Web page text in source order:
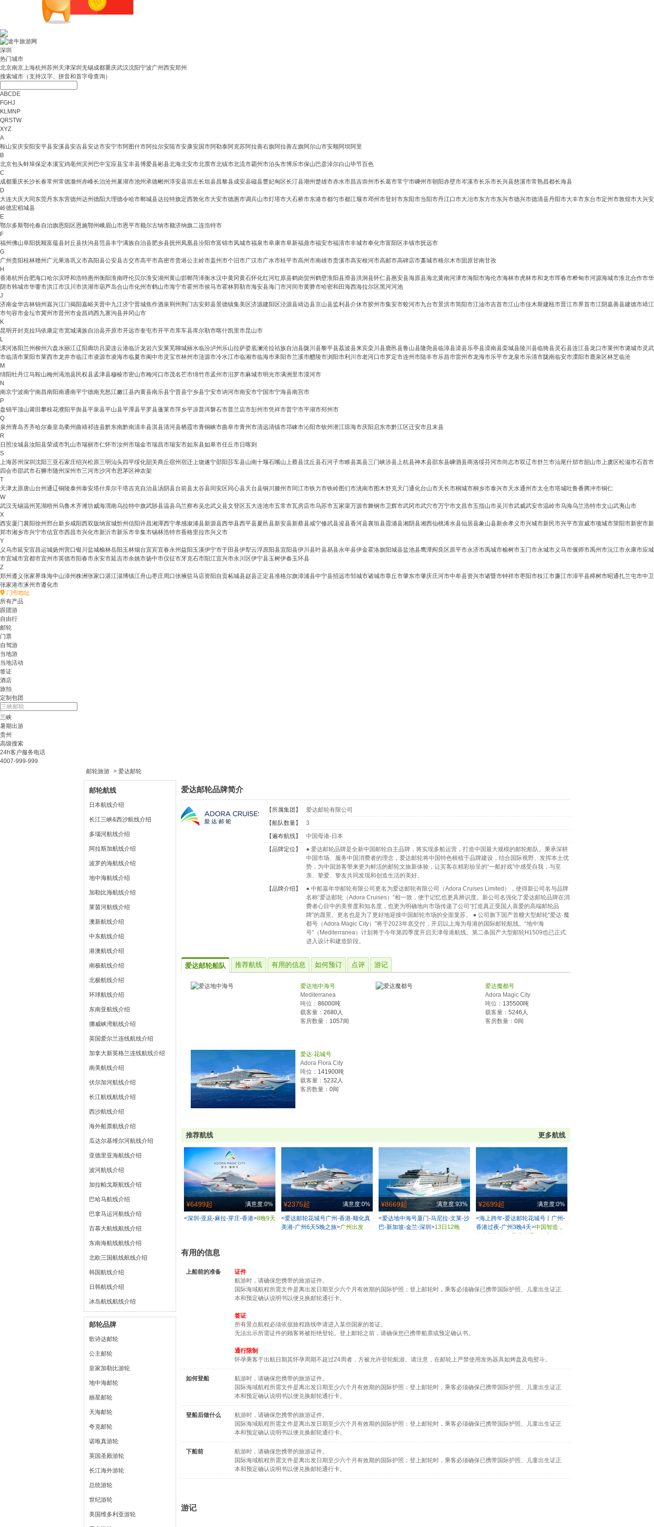
深圳
热门城市
北京南京上海杭州苏州 天津深圳 无锡成都重庆武汉沈阳宁波广州西安郑州
搜索城市（支持汉字、拼音和首字母查询）
ABCDE
FGHJ
KLMNP
QRSTW
XYZ
A
鞍山安庆安阳安平县安溪县安吉县安达市安宁市阿图什市阿拉尔安陆市安康安国市阿勒泰阿克苏阿拉善右旗阿拉善左旗阿尔山市安顺阿坝阿里
B
北京包头蚌埠保定本溪宝鸡亳州滨州 巴中宝应县宝丰县博爱县彬县北海北安市北票市北镇市北流市霸州市泊头市博乐市保山 巴彦淖尔白山毕节百色
C
成都重庆长沙长春常州常德滁州赤峰长治沧州巢湖市池州承德郴州淳安县崇左长垣县昌黎县成安县磁县曹妃甸区长汀县潮州楚雄市赤水市昌吉崇州市长葛市常宁市嵊州市朝阳赤壁市岑溪市长乐市长兴县慈溪市常熟昌都长海县
D
大连大庆大同 东莞丹东东营德州达州德阳 大理德令哈市郸城县达拉特旗定西敦化市大安市德惠市调兵山市灯塔市大石桥市东港市都匀市都江堰市邓州市登封市东阳市当阳市丹江口市大冶市东方市东兴市德兴市德清县丹阳市大丰市东台市定州市敦煌市大兴安
岭德宏稻城县
E
鄂尔多斯鄂伦春自治旗恩阳区恩施鄂州峨眉山市恩平市额尔古纳市额济纳旗二连浩特市
F
福州佛山阜阳抚顺富蕴县封丘县扶沟县范县丰宁满族自治县肥乡县抚州 凤凰县汾阳市富锦市凤城市福泉市阜康市阜新福鼎市福安市福清市丰城市奉化市富阳区丰镇市抚远市
G
广州贵阳桂林赣州 广元果洛巩义市高阳县公安县古交市高平市高密市贵港公主岭市盖州市个旧市广汉市广水市桂平市高州市南雄市贵溪市高安根河市高邮市高碑店市藁城市格尔木市固原甘南甘孜
H
香港杭州合肥海口哈尔滨呼和浩特惠州衡阳淮南呼伦贝尔淮安湖州黄山邯郸菏泽衡水汉中黄冈黄石怀化红河红原县鹤岗贺州鹤壁淮阳县滑县洪洞县怀仁县惠安县海原县海北黄南河津市海阳市海伦市海林市虎林市和龙市珲春市桦甸市河源海城市淮北合作市华
阴市韩城市华蓥市洪江市汉川市洪湖市葫芦岛合山市化州市鹤山市海宁市霍州市侯马市霍林郭勒市海安县海门市河间市黄骅市哈密和田海西海拉尔区黑河河池
J
济南金华吉林锦州嘉兴江门揭阳嘉峪关晋中九江济宁晋城焦作酒泉荆州荆门吉安郏县景德镇集美区济源建阳区泾源县靖边县京山县监利县介休市胶州市集安市蛟河市九台市景洪市简阳市江油市吉首市江山市佳木斯建瓯市晋江市界首市江阴嘉善县建德市靖江
市句容市金坛市冀州市晋州市金昌鸡西九寨沟县井冈山市
K
昆明开封克拉玛依康定市宽城满族自治县开原市开远市奎屯市开平市库车县库尔勒市喀什凯里市昆山市
L
漯河洛阳 兰州柳州六盘水丽江辽阳 廊坊吕梁连云港临沂龙岩六安莱芜聊城丽水临汾泸州 乐山拉萨娄底澜沧拉祜族自治县陇川县黎平县荔波县来宾栾川县鹿邑县鲁山县隆尧县临漳县滦县乐亭县滦南县栾城县陵川县临猗县灵石县连江县龙口市莱州市潞城市灵武
市临清市莱阳市莱西市龙井市临江市凌源市凌海市临夏市阆中市灵宝市林州市涟源市冷水江市临湘市临海市耒阳市兰溪市醴陵市浏阳市利川市老河口市罗定市连州市陆丰市乐昌市雷州市龙海市乐平市龙泉市乐清市陇南临安市溧阳市鹿泉区林芝临沧
M
绵阳牡丹江马鞍山梅州渑池县民权县孟津县穆棱市密山市梅河口市茂名芒市绵竹市孟州市汨罗市麻城市明光市满洲里市漠河市
N
南京宁波南宁南昌南阳南通南平宁德南充怒江嫩江县内黄县南乐县宁晋县宁乡县宁安市讷河市南安市宁国市宁海县南宫市
P
盘锦平顶山莆田攀枝花濮阳平舆县平泉县平山县平潭县平罗县蓬莱市萍乡平凉普洱磐石市普兰店市彭州市凭祥市普宁市平湖市邳州市
Q
泉州青岛齐齐哈尔秦皇岛衢州曲靖祁连县黔东南黔南清丰县淇县清河县栖霞市青铜峡市曲阜市青州市清远清镇市邛崃市沁阳市钦州潜江琼海市庆阳 启东市黔江区迁安市 且末县
R
日照汝城县汝阳县荣成市乳山市瑞丽市仁怀市汝州市瑞金市瑞昌市瑞安市如东县如皋市任丘市日喀则
S
上海苏州深圳 沈阳三亚石家庄绍兴松原三明汕头四平绥化韶关商丘宿州宿迁上饶遂宁邵阳莎车县山南十堰石嘴山上蔡县沈丘县石河子市睢县嵩县三门峡涉县上杭县神木县邵东县嵊泗县商洛绥芬河市尚志市双辽市舒兰市汕尾什邡市韶山市上虞区松滋市石首市
四会市邵武市石狮市随州深州市三河市沙河市思茅区神农架
T
天津太原唐山台州通辽铜陵泰州泰安塔什库尔干塔吉克自治县汤阴县台前县太谷县同安区 同心县天台县铜川 滕州市同江市铁力市铁岭图们市洮南市图木舒克天门通化台山市天长市桐城市桐乡市泰兴市天水通州市太仓市塔城吐鲁番腾冲市铜仁
W
武汉无锡温州芜湖梧州乌鲁木齐潍坊威海渭南乌拉特中旗武陟县温县乌兰察布吴忠武义县文登区五大连池市五常市瓦房店市乌苏市五家渠万源市舞钢市卫辉市武冈市武穴市万宁市文昌市五指山市吴川市武威武安市温岭市乌海乌兰浩特市文山武夷山市
X
西安厦门襄阳徐州邢台新乡咸阳西双版纳宣城忻州信阳许昌湘潭西宁孝感溆浦县新源县西华县西平县夏邑县新安县新蔡县咸宁修武县浚县香河县襄垣县霞浦县湘阴县湘西仙桃浠水县仙居县象山县新余孝义市兴城市新民市兴平市宣威市项城市荥阳市新密市新
郑市湘乡市兴宁市信宜市西昌市兴化市新沂市新乐市辛集市锡林浩特市香格里拉市兴义市
Y
义乌市延安宜昌运城扬州营口银川 盐城榆林岳阳 玉林烟台宜宾宜春永州益阳 玉溪伊宁市于田县伊犁云浮原阳县宜阳县伊川县叶县易县永年县伊金霍洛旗阳城县盐池县鹰潭阎良区原平市永济市禹城市榆树市玉门市永城市义马市偃师市禹州市沅江市永康市应城
市宜城市宜都市宜州市英德市阳春市永安市延吉市余姚市扬中市仪征市牙克石市阳江宜兴市永川区伊宁县玉树伊春玉环县
Z
郑州遵义张家界珠海中山漳州株洲张家口湛江淄博镇江舟山枣庄周口张掖驻马店资阳 自贡柘城县赵县正定县准格尔旗漳浦县中宁县招远市邹城市诸城市章丘市肇东市肇庆庄河市中牟县资兴市诸暨市钟祥市枣阳市枝江市廉江市漳平县樟树市昭通扎兰屯市中卫
张家港市涿州市遵化市
所有产品
跟团游
自由行
邮轮
门票
自驾游
当地游
当地活动
签证
酒店
旅拍
定制包团
三峡
暑期出游
贵州
高级搜索
24h客户服务电话
4007-999-999
邮轮旅游 > 爱达邮轮
邮轮航线
日本航线介绍
长江三峡&西沙航线介绍
多瑙河航线介绍
阿拉斯加航线介绍
波罗的海航线介绍
地中海航线介绍
加勒比海航线介绍
莱茵河航线介绍
澳新航线介绍
中东航线介绍
港澳航线介绍
南极航线介绍
北极航线介绍
环球航线介绍
东南亚航线介绍
挪威峡湾航线介绍
英国爱尔兰连线航线介绍
加拿大新英格兰连线航线介绍
南美航线介绍
伏尔加河航线介绍
长江航线航线介绍
西沙航线介绍
海外船票航线介绍
瓜达尔基维尔河航线介绍
亚德里亚海航线介绍
波河航线介绍
加拉帕戈斯航线介绍
巴哈马航线介绍
巴拿马运河航线介绍
百慕大航线航线介绍
东南海航线航线介绍
北欧三国航线航线介绍
韩国航线介绍
日韩航线介绍
冰岛航线航线介绍
邮轮品牌
歌诗达邮轮
公主邮轮
皇家加勒比游轮
地中海邮轮
丽星邮轮
天海邮轮
夸克邮轮
诺唯真游轮
英国圣殿游轮
长江海外游轮
总统游轮
世纪游轮
美国维多利亚游轮
爱达邮轮品牌简介
【所属集团】
爱达邮轮有限公司
【船队数量】
3
【遍布航线】
中国母港-日本
【品牌定位】
● 爱达邮轮品牌是全新中国邮轮自主品牌，将实现多船运营，打造中国最大规模的邮轮船队。秉承深耕
中国市场、服务中国消费者的理念，爱达邮轮将中国特色根植于品牌建设，结合国际视野、发挥本土优
势，为中国游客带来更为鲜活的邮轮文旅新体验，让宾客在精彩纷呈的“一船好戏”中感受自我，与至
亲、挚爱、挚友共同发现和创造生活的美好。
【品牌介绍】
● 中船嘉年华邮轮有限公司更名为爱达邮轮有限公司（Adora Cruises Limited），使得新公司名与品牌
名称“爱达邮轮（Adora Cruises）“相一致，便于记忆也更具辨识度。新公司名强化了爱达邮轮品牌在消
费者心目中的美誉度和知名度，也更为明确地向市场传递了公司“打造真正受国人喜爱的高端邮轮品
牌”的愿景。更名也是为了更好地迎接中国邮轮市场的全面复苏。 ● 公司旗下国产首艘大型邮轮“爱达·魔
都号（Adora Magic City）”将于2023年底交付，开启以上海为母港的国际邮轮航线。“地中海
号”（Mediterranea）计划将于今年第四季度开启天津母港航线。第二条国产大型邮轮H1509也已正式
进入设计和建造阶段。
爱达邮轮船队 推荐航线 有用的信息 如何预订 点评 游记
爱达地中海号
Mediterranea
吨位： 86000吨
载客量： 2680人
客房数量： 1057间
爱达魔都号
Adora Magic City
吨位： 135500吨
载客量： 5246人
客房数量： 0间
爱达·花城号
Adora Flora City
吨位： 141900吨
载客量： 5232人
客房数量： 0间
推荐航线 更多航线
¥6499起 满意度:0%
<深圳-亚庇-麻拉-芽庄-香港>8晚9天
¥2375起 满意度:0%
<爱达邮轮花城号广州-香港-顺化真
美港-广州6天5晚之旅>广州出发
¥8669起 满意度:93%
<爱达地中海号厦门-马尼拉-文莱-沙
巴-新加坡-金兰-深圳>13日12晚
¥2699起 满意度:0%
<海上跨年-爱达邮轮花城号丨广州-
香港过夜-广州3晚4天>中国智造，
有用的信息
上船前的准备
证件
航游时，请确保您携带的旅游证件。
国际海域航程所需文件是离出发日期至少六个月有效期的国际护照；登上邮轮时，乘客必须确保已携带国际护照、儿童出生证正
本和预定确认说明书以便兑换邮轮通行卡。
签证
所有景点航程必须依据旅程路线申请进入某些国家的签证。
无法出示所需证件的顾客将被拒绝登轮。登上邮轮之前，请确保您已携带船票或预定确认书。
通行限制
怀孕乘客于出航日期其怀孕周期不超过24周者，方被允许登轮航游。请注意，在邮轮上严禁使用发热器具如烤盘及电熨斗。
如何登船
航游时，请确保您携带的旅游证件。
国际海域航程所需文件是离出发日期至少六个月有效期的国际护照；登上邮轮时，乘客必须确保已携带国际护照、儿童出生证正
本和预定确认说明书以便兑换邮轮通行卡。
登船后做什么
航游时，请确保您携带的旅游证件。
国际海域航程所需文件是离出发日期至少六个月有效期的国际护照；登上邮轮时，乘客必须确保已携带国际护照、儿童出生证正
本和预定确认说明书以便兑换邮轮通行卡。
下船前
航游时，请确保您携带的旅游证件。
国际海域航程所需文件是离出发日期至少六个月有效期的国际护照；登上邮轮时，乘客必须确保已携带国际护照、儿童出生证正
本和预定确认说明书以便兑换邮轮通行卡。
游记